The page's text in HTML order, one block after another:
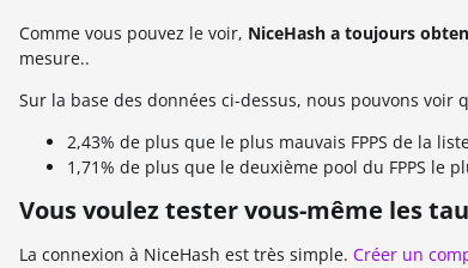
Comme vous pouvez le voir, NiceHash a toujours
mesure..
Sur la base des données ci-dessus, nous pouvons voir
2,43% de plus que le plus mauvais FPPS de la
1,71% de plus que le deuxième pool du FPPS le
Vous voulez tester vous-même les
La connexion à NiceHash est très simple. Créer un